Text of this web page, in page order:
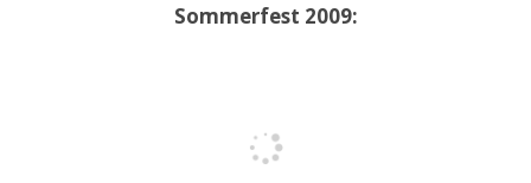
Sommerfest 2009: